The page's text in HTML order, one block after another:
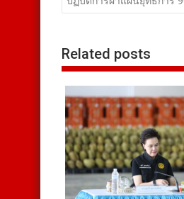
เรื่อง
Related posts